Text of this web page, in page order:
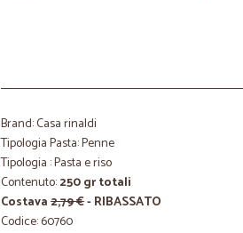
Brand: Casa rinaldi
Tipologia Pasta: Penne
Tipologia : Pasta e riso
Contenuto:250 gr totali
Costava2,79 €- RIBASSATO
Codice: 60760